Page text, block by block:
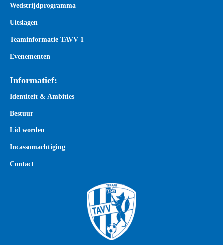
Wedstrijdprogramma
Uitslagen
Teaminformatie TAVV 1
Evenementen
Informatief:
Identiteit & Ambities
Bestuur
Lid worden
Incassomachtiging
Contact